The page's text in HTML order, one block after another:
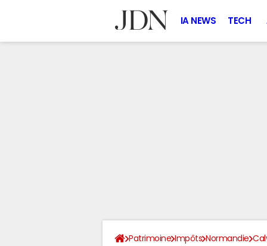
IA NEWS TECH
Patrimoine Impôts Normandie